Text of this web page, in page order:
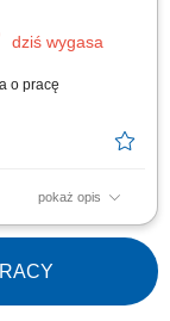
dziś wygasa
o pracę
pokaż opis
tradycyjnego, w tym
Praca z
form pod
oraz pomoc